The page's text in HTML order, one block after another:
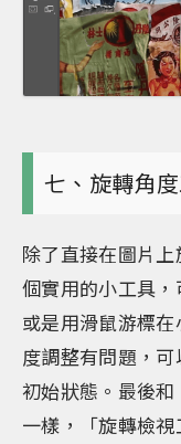
七、旋轉角
除了直接在圖片
個實用的小工具，
或是用滑鼠游標
度調整有問題，
初始狀態。最後和
一樣，「旋轉檢